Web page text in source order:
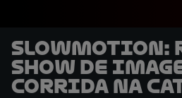
show de
corrida na